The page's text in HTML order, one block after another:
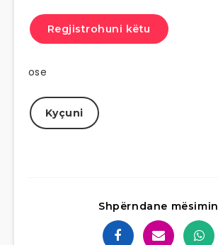
Regjistrohuni këtu
ose
Kyçuni
Shpërndane mësimin